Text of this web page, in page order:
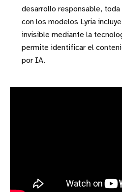
desarrollo responsable, toda
con los modelos Lyria
invisible mediante la
permite identificar el
por IA.